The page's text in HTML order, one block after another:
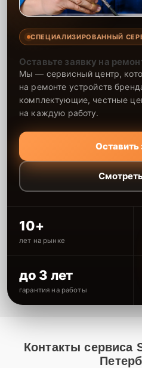
СПЕЦИАЛИЗИРОВАННЫЙ
Оставьте заявку на
Мы — сервисный центр,
на ремонте устройств
комплектующие, честные
на каждую работу.
Оставить
10+
лет на рынке
до 3 лет
гарантия на работы
Контакты сервиса